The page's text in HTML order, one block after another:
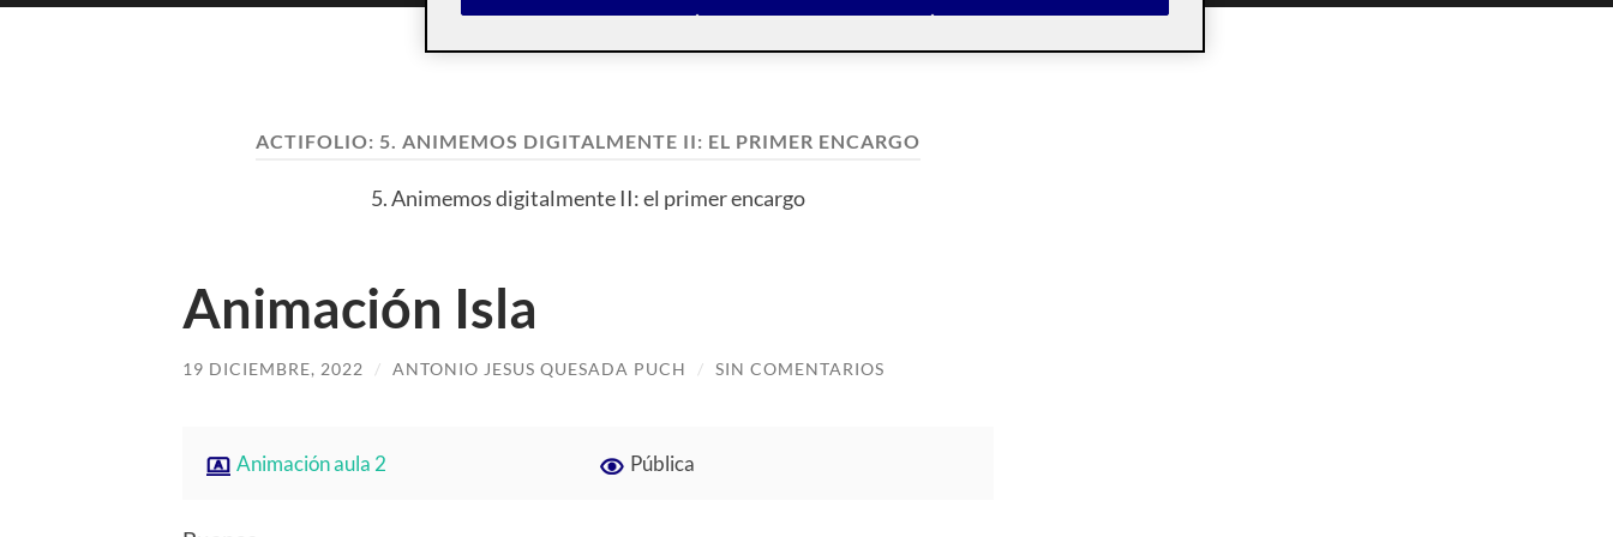
ACTIFOLIO: 5. ANIMEMOS DIGITALMENTE II: EL PRIMER ENCARGO
5. Animemos digitalmente II: el primer encargo
Animación Isla
19 DICIEMBRE, 2022 / ANTONIO JESUS QUESADA PUCH / SIN COMENTARIOS
Animación aula 2 Pública